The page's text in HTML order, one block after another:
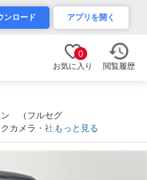
ンロード アプリを開く
0
お気に入り 閲覧履歴
ン （フルセグ
カメラ・社外
ー・オートラ
もっと見る